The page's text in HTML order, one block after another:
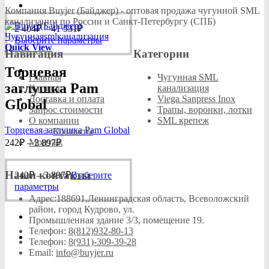
цен:
2
404₽
–
41
2 404₽ – 41 531₽Диапазон
цен:
2
531₽
Выберите параметрыЭтот
товар
можно
выбрать
на
странице
Опции
можно
выбрать
на
странице
Quick View
Торцевая
заглушка Pam
Global
Торцевая заглушка Pam Global
242₽ – 3 897₽Диапазон
242₽
–
897₽
242₽ – 3 897₽Диапазон
242₽
–
3
897₽
Выберите
параметрыЭтот
товар
имеет
несколько
вариаций.
Опции
можно
Компания Buyjer (Байджер) - оптовая продажа чугунной SML
канализации по России и Санкт-Петербургу (СПБ)
Навигация
Главная
Каталог
Доставка и оплата
Запрос стоимости
О компании
Контакты
Монтаж
Категории
Чугунная SML
канализация
Viega Sanpress Inox
Трапы, воронки, лотки
SML крепеж
Наши контакты
Адрес:188691,Ленинградская область, Всеволожский
район, город Кудрово, ул.
Промышленная здание 3/3, помещение 19.
Телефон: 8(812)932-80-13
Телефон: 8(931)-309-39-28
Email: info@buyjer.ru